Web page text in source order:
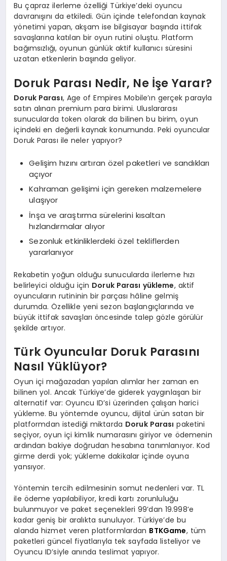
Bu çapraz ilerleme özelliği Türkiye’deki oyuncu
davranışını da etkiledi. Gün içinde telefondan kaynak
yönetimi yapan, akşam ise bilgisayar başında ittifak
savaşlarına katılan bir oyun rutini oluştu. Platform
bağımsızlığı, oyunun günlük aktif kullanıcı süresini
uzatan etkenlerin başında geliyor.
Doruk Parası Nedir, Ne İşe Yarar?
Doruk Parası, Age of Empires Mobile’ın gerçek parayla
satın alınan premium para birimi. Uluslararası
sunucularda token olarak da bilinen bu birim, oyun
içindeki en değerli kaynak konumunda. Peki oyuncular
Doruk Parası ile neler yapıyor?
Gelişim hızını artıran özel paketleri ve sandıkları
açıyor
Kahraman gelişimi için gereken malzemelere
ulaşıyor
İnşa ve araştırma sürelerini kısaltan
hızlandırmalar alıyor
Sezonluk etkinliklerdeki özel tekliflerden
yararlanıyor
Rekabetin yoğun olduğu sunucularda ilerleme hızı
belirleyici olduğu için Doruk Parası yükleme, aktif
oyuncuların rutininin bir parçası hâline gelmiş
durumda. Özellikle yeni sezon başlangıçlarında ve
büyük ittifak savaşları öncesinde talep gözle görülür
şekilde artıyor.
Türk Oyuncular Doruk Parasını
Nasıl Yüklüyor?
Oyun içi mağazadan yapılan alımlar her zaman en
bilinen yol. Ancak Türkiye’de giderek yaygınlaşan bir
alternatif var: Oyuncu ID’si üzerinden çalışan harici
yükleme. Bu yöntemde oyuncu, dijital ürün satan bir
platformdan istediği miktarda Doruk Parası paketini
seçiyor, oyun içi kimlik numarasını giriyor ve ödemenin
ardından bakiye doğrudan hesabına tanımlanıyor. Kod
girme derdi yok; yükleme dakikalar içinde oyuna
yansıyor.
Yöntemin tercih edilmesinin somut nedenleri var. TL
ile ödeme yapılabiliyor, kredi kartı zorunluluğu
bulunmuyor ve paket seçenekleri 99’dan 19.998’e
kadar geniş bir aralıkta sunuluyor. Türkiye’de bu
alanda hizmet veren platformlardan BTKGame, tüm
paketleri güncel fiyatlarıyla tek sayfada listeliyor ve
Oyuncu ID’siyle anında teslimat yapıyor.